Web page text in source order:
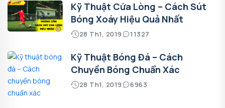
Kỹ Thuật Cứa Lòng – Cách Sút
Bóng Xoáy Hiệu Quả Nhất
28 Th1, 2019 11327
Kỹ Thuật Bóng Đá – Cách
Chuyền Bóng Chuẩn Xác
28 Th1, 2019 6963